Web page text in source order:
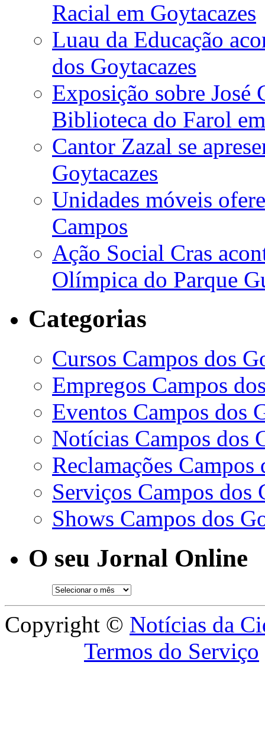
Racial em Goytacazes
Luau da Educação
dos Goytacazes
Exposição sobre José
Biblioteca do Farol
Cantor Zazal se
Goytacazes
Unidades móveis
Campos
Ação Social Cras
Olímpica do Parque
Categorias
Cursos Campos dos
Empregos Campos
Eventos Campos dos
Notícias Campos dos
Reclamações Campos
Serviços Campos dos
Shows Campos dos
O seu Jornal Online
Copyright © Notícias da
Termos do Serviço